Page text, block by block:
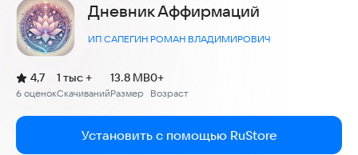
Дневник Аффирмаций
ИП САПЕГИН РОМАН ВЛАДИМИРОВИЧ
Рейтинг:
4,7
(
6 оценок
)
Скачиваний
1 тыс +
Размер
13.8 MB
Возраст
0+
Установить с помощью RuStore